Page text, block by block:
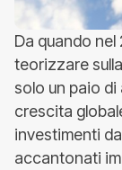
Da quando nel
teorizzare
solo un paio
crescita
investimenti
accantonati